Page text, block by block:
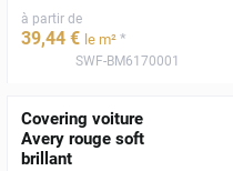
à partir de
39,44 € le m² *
SWF-BM6170001
Covering voiture
Avery rouge soft
brillant